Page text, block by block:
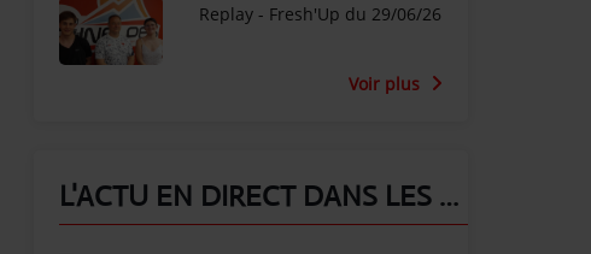
Replay - Fresh'Up du 29/06/26
Voir plus
L'ACTU EN DIRECT DANS LES ALPES !